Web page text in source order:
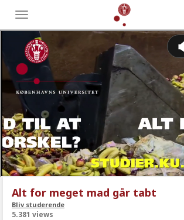
Toggle
menu
Alt for meget mad går tabt
Bliv studerende
5.381 views